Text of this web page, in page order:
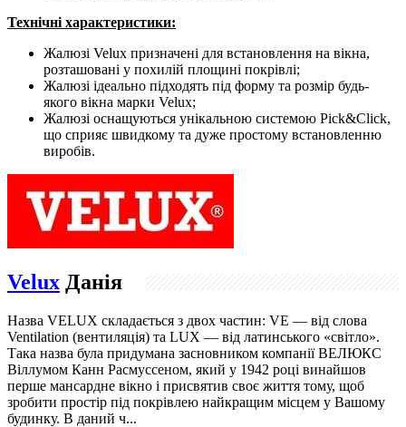
Технічні характеристики:
Жалюзі Velux призначені для встановлення на вікна,
розташовані у похилій площині покрівлі;
Жалюзі ідеально підходять під форму та розмір будь-
якого вікна марки Velux;
Жалюзі оснащуються унікальною системою Pick&Click,
що сприяє швидкому та дуже простому встановленню
виробів.
Velux Данія
Назва VELUX складається з двох частин: VE — від слова
Ventilation (вентиляція) та LUX — від латинського «світло».
Така назва була придумана засновником компанії ВЕЛЮКС
Віллумом Канн Расмуссеном, який у 1942 році винайшов
перше мансардне вікно і присвятив своє життя тому, щоб
зробити простір під покрівлею найкращим місцем у Вашому
будинку. В даний ч...